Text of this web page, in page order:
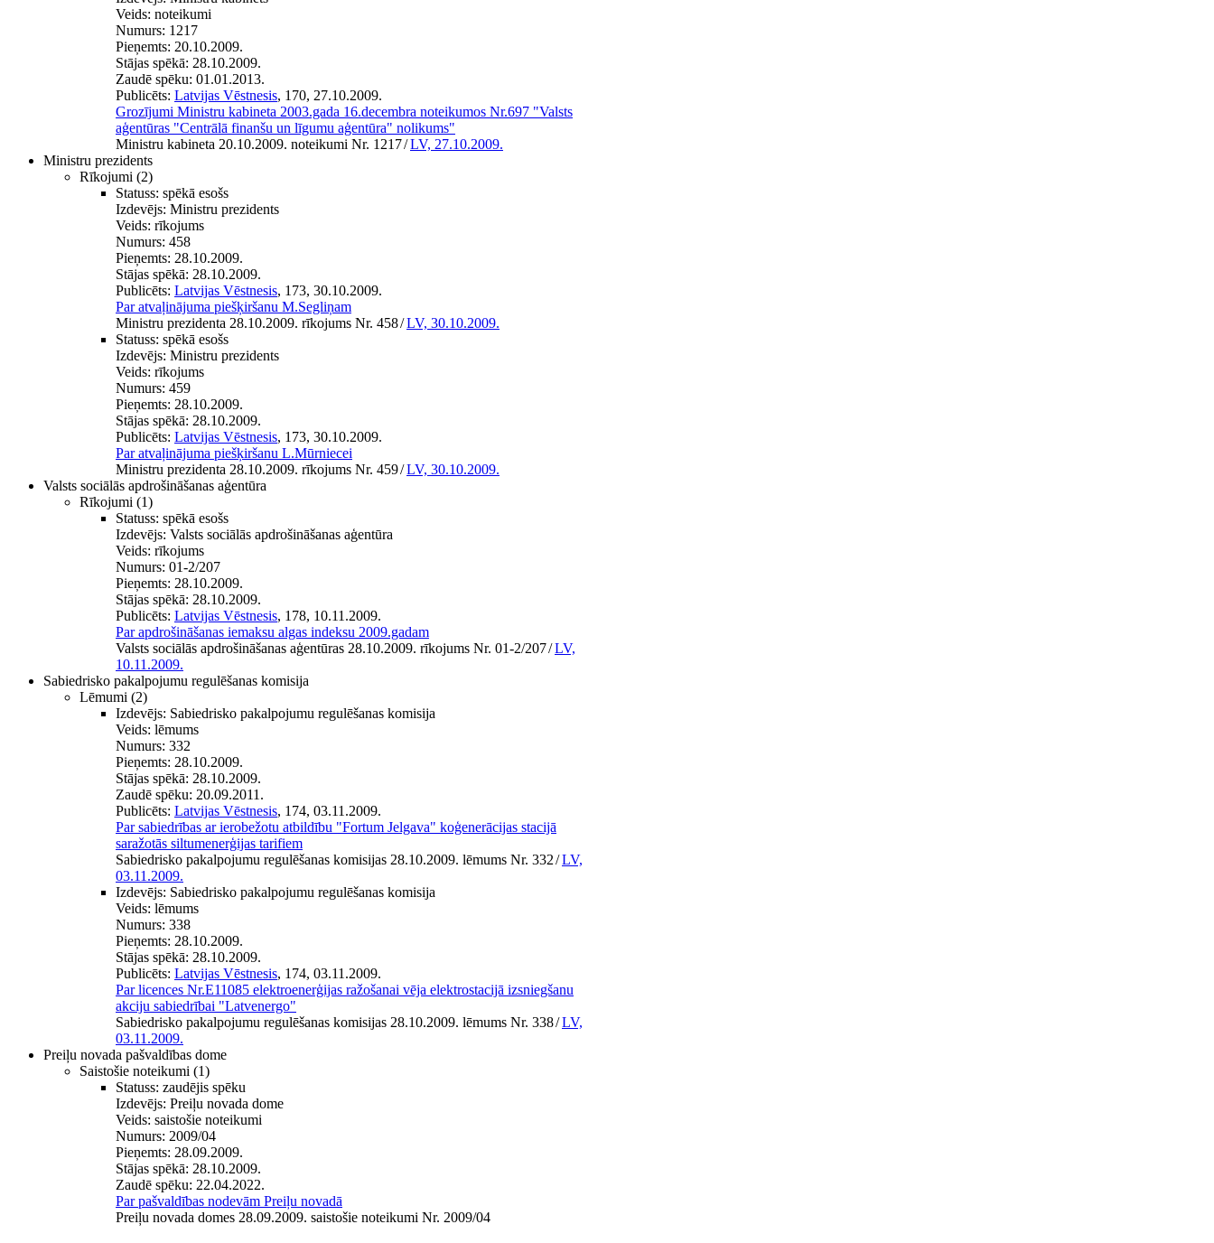
Veids: noteikumi
Numurs: 1217
Pieņemts: 20.10.2009.
Stājas spēkā: 28.10.2009.
Zaudē spēku: 01.01.2013.
Publicēts: Latvijas Vēstnesis, 170, 27.10.2009.
Grozījumi Ministru kabineta 2003.gada 16.decembra noteikumos Nr.697 "Valsts
aģentūras "Centrālā finanšu un līgumu aģentūra" nolikums"
Ministru kabineta 20.10.2009. noteikumi Nr. 1217/LV, 27.10.2009.
Ministru prezidents
Rīkojumi (2)
Statuss: spēkā esošs
Izdevējs: Ministru prezidents
Veids: rīkojums
Numurs: 458
Pieņemts: 28.10.2009.
Stājas spēkā: 28.10.2009.
Publicēts: Latvijas Vēstnesis, 173, 30.10.2009.
Par atvaļinājuma piešķiršanu M.Segliņam
Ministru prezidenta 28.10.2009. rīkojums Nr. 458/LV, 30.10.2009.
Statuss: spēkā esošs
Izdevējs: Ministru prezidents
Veids: rīkojums
Numurs: 459
Pieņemts: 28.10.2009.
Stājas spēkā: 28.10.2009.
Publicēts: Latvijas Vēstnesis, 173, 30.10.2009.
Par atvaļinājuma piešķiršanu L.Mūrniecei
Ministru prezidenta 28.10.2009. rīkojums Nr. 459/LV, 30.10.2009.
Valsts sociālās apdrošināšanas aģentūra
Rīkojumi (1)
Statuss: spēkā esošs
Izdevējs: Valsts sociālās apdrošināšanas aģentūra
Veids: rīkojums
Numurs: 01-2/207
Pieņemts: 28.10.2009.
Stājas spēkā: 28.10.2009.
Publicēts: Latvijas Vēstnesis, 178, 10.11.2009.
Par apdrošināšanas iemaksu algas indeksu 2009.gadam
Valsts sociālās apdrošināšanas aģentūras 28.10.2009. rīkojums Nr. 01-2/207/LV,
10.11.2009.
Sabiedrisko pakalpojumu regulēšanas komisija
Lēmumi (2)
Izdevējs: Sabiedrisko pakalpojumu regulēšanas komisija
Veids: lēmums
Numurs: 332
Pieņemts: 28.10.2009.
Stājas spēkā: 28.10.2009.
Zaudē spēku: 20.09.2011.
Publicēts: Latvijas Vēstnesis, 174, 03.11.2009.
Par sabiedrības ar ierobežotu atbildību "Fortum Jelgava" koģenerācijas stacijā
saražotās siltumenerģijas tarifiem
Sabiedrisko pakalpojumu regulēšanas komisijas 28.10.2009. lēmums Nr. 332/LV,
03.11.2009.
Izdevējs: Sabiedrisko pakalpojumu regulēšanas komisija
Veids: lēmums
Numurs: 338
Pieņemts: 28.10.2009.
Stājas spēkā: 28.10.2009.
Publicēts: Latvijas Vēstnesis, 174, 03.11.2009.
Par licences Nr.E11085 elektroenerģijas ražošanai vēja elektrostacijā izsniegšanu
akciju sabiedrībai "Latvenergo"
Sabiedrisko pakalpojumu regulēšanas komisijas 28.10.2009. lēmums Nr. 338/LV,
03.11.2009.
Preiļu novada pašvaldības dome
Saistošie noteikumi (1)
Statuss: zaudējis spēku
Izdevējs: Preiļu novada dome
Veids: saistošie noteikumi
Numurs: 2009/04
Pieņemts: 28.09.2009.
Stājas spēkā: 28.10.2009.
Zaudē spēku: 22.04.2022.
Par pašvaldības nodevām Preiļu novadā
Preiļu novada domes 28.09.2009. saistošie noteikumi Nr. 2009/04